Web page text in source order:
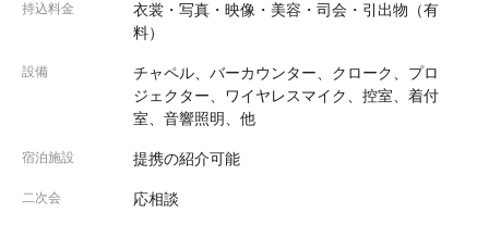
持込料金
衣裳・写真・映像・美容・司会・引出物（有
料）
設備
チャペル、バーカウンター、クローク、プロ
ジェクター、ワイヤレスマイク、控室、着付
室、音響照明、他
宿泊施設 提携の紹介可能
二次会 応相談